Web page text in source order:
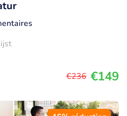
€236 €149